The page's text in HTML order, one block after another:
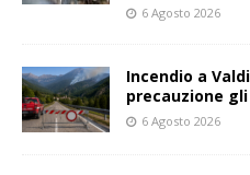
6 Agosto 2026
Incendio a
precauzione
6 Agosto 2026